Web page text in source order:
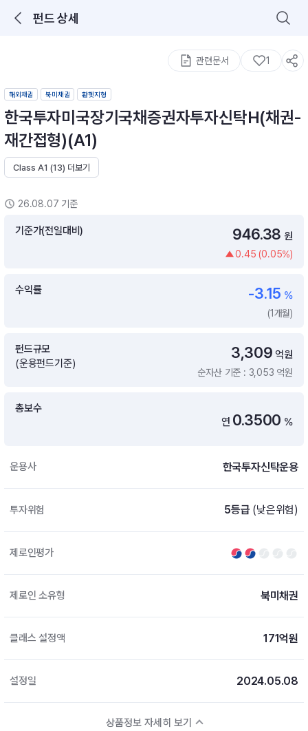
펀드 상세
구성종목 검색
관련문서 1
해외채권 북미채권 환헷지형
한국투자미국장기국채증권자투자신탁H(채권-
재간접형)(A1)
Class A1 (13) 더보기
26.08.07 기준
기준가(전일대비) 946.38 원
0.45 (0.05%)
수익률 -3.15 %
(1개월)
펀드규모
(운용펀드기준)
3,309 억원
순자산 기준 : 3,053 억원
총보수
연 0.3500 %
운용사 한국투자신탁운용
투자위험 5등급 (낮은위험)
제로인평가
제로인 소유형 북미채권
클래스 설정액 171억원
설정일 2024.05.08
상품정보 자세히 보기
추천 메뉴
ETF 랭킹
월배당 · 모으기 · 포트래빗 관리
월배당 포트
포트래빗 관리
미국 ETF 검색
ETF 비교
연금 ETF 검색
ETF트렌드 ETF 랭킹 · ETF 찾기 · 종목찾기
미국ETF테마
연금 펀드 검색
투자 라이브러리
ETF 처음투자
내맘대로 만들기
DIY 포트 관리
고객라운지
이벤트
공지사항
FAQ